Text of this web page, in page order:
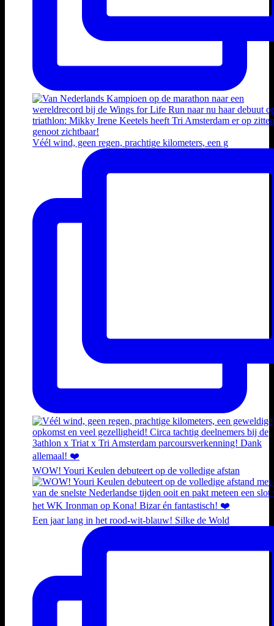
Véél wind, geen regen, prachtige kilometers, een g
WOW! Youri Keulen debuteert op de volledige afstan
Een jaar lang in het rood-wit-blauw! Silke de Wold